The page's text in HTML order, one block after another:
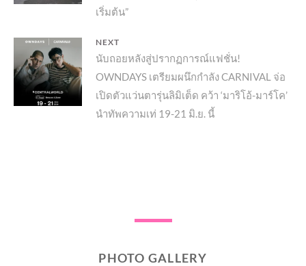
เริ่มต้น”
NEXT
Next
post:
นับถอยหลังสู่ปรากฏการณ์แฟชั่น!
OWNDAYS เตรียมผนึกกำลัง CARNIVAL จ่อ
เปิดตัวแว่นตารุ่นลิมิเต็ด คว้า ‘มาริโอ้-มาร์โค’
นำทัพความเท่ 19-21 มิ.ย. นี้
PHOTO GALLERY